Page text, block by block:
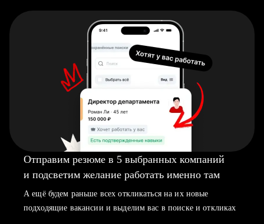
Отправим резюме в 5 выбранных компаний
и подсветим желание работать именно там
А ещё будем раньше всех откликаться на их новые
подходящие вакансии и выделим вас в поиске и откликах